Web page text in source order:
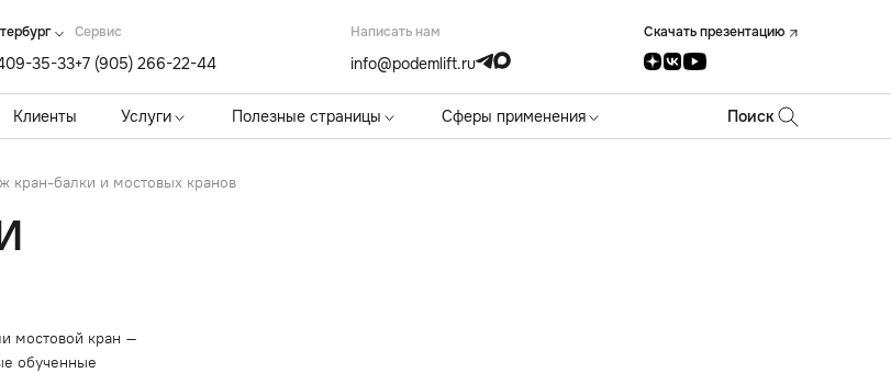
35-33
Cервис
+7 (905) 266-22-44
Написать нам
info@podemlift.ru
Скачать презентацию
Клиенты Услуги Полезные страницы Сферы применения Поиск
кран-балки и мостовых кранов
мостовой кран –
обученные